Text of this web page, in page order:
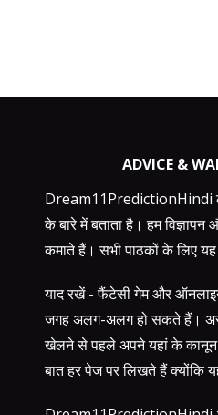
ADVICE &
Dream11PredictionHindi
के बारे में बताता है। हम
कमाते हैं। सभी पाठकों के लिए यह
याद रखें - फैंटेसी गेम और
जगह अलग-अलग हो सकते हैं।
खेलने से पहले अपने यहां के
बात हर पेज पर लिखते हैं क्योंकि